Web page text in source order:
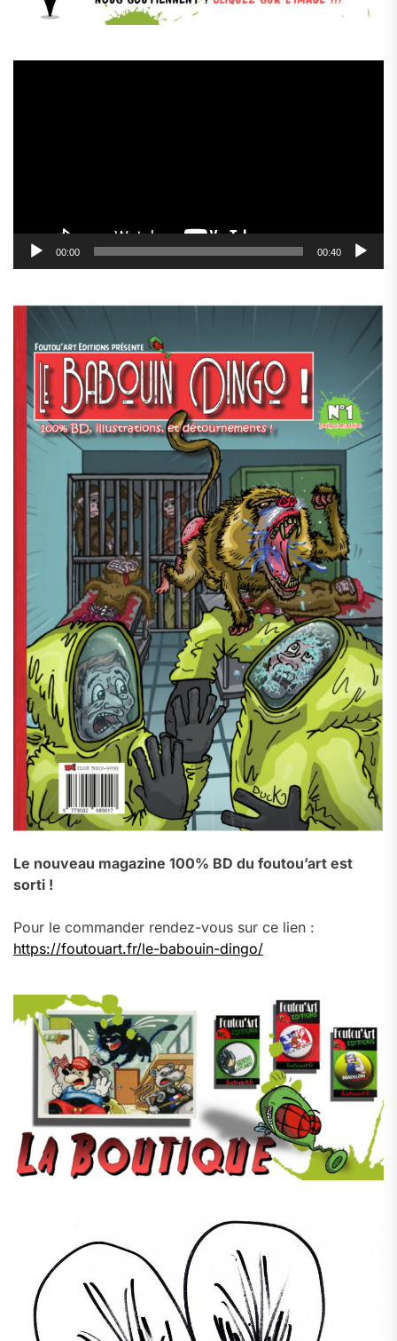
00:00 00:40
Le nouveau magazine 100% BD du foutou’art est
sorti !
Pour le commander rendez-vous sur ce lien :
https://foutouart.fr/le-babouin-dingo/